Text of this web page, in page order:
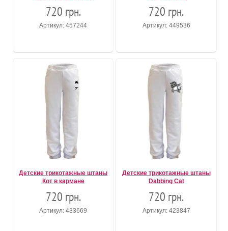
720 грн.
Артикул: 457244
720 грн.
Артикул: 449536
Детские трикотажные штаны
Кот в кармане
720 грн.
Артикул: 433669
Детские трикотажные штаны
Dabbing Cat
720 грн.
Артикул: 423847